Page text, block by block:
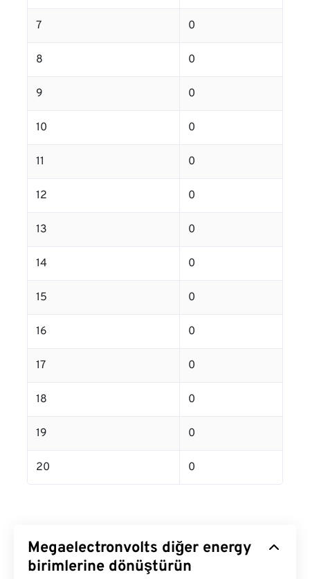
7 0
8 0
9 0
10 0
11 0
12 0
13 0
14 0
15 0
16 0
17 0
18 0
19 0
20 0
Megaelectronvolts diğer energy
birimlerine dönüştürün